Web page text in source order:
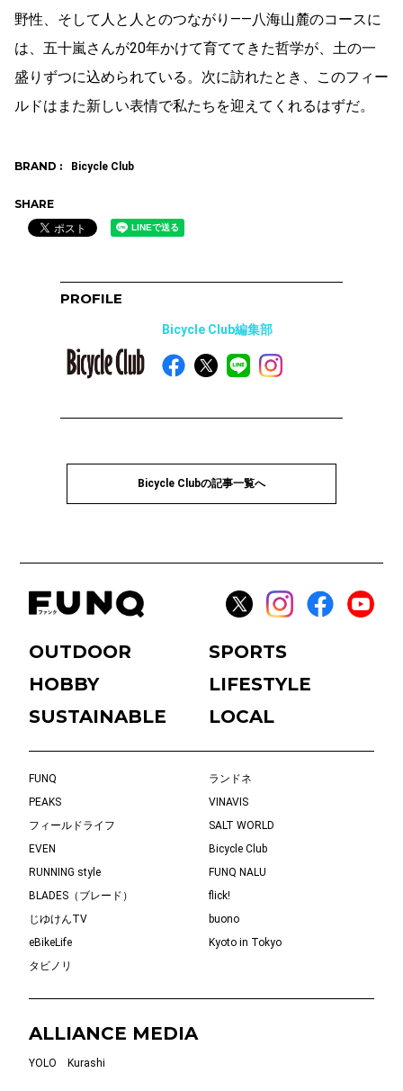
野性、そして人と人とのつながり——八海山麓のコースに
は、五十嵐さんが20年かけて育ててきた哲学が、土の一
盛りずつに込められている。次に訪れたとき、このフィー
ルドはまた新しい表情で私たちを迎えてくれるはずだ。
BRAND : Bicycle Club
SHARE
PROFILE
Bicycle Club編集部
Bicycle Clubの記事一覧へ
OUTDOOR
SPORTS
HOBBY
LIFESTYLE
SUSTAINABLE
LOCAL
FUNQ
ランドネ
PEAKS
VINAVIS
フィールドライフ
SALT WORLD
EVEN
Bicycle Club
RUNNING style
FUNQ NALU
BLADES（ブレード）
flick!
じゆけんTV
buono
eBikeLife
Kyoto in Tokyo
タビノリ
ALLIANCE MEDIA
YOLO Kurashi